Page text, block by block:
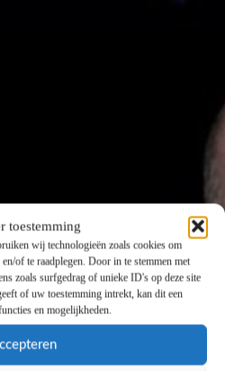
toestemming
wij technologieën zoals cookies om
of te raadplegen. Door in te stemmen met
zoals surfgedrag of unieke ID's op deze site
of uw toestemming intrekt, kan dit een
en mogelijkheden.